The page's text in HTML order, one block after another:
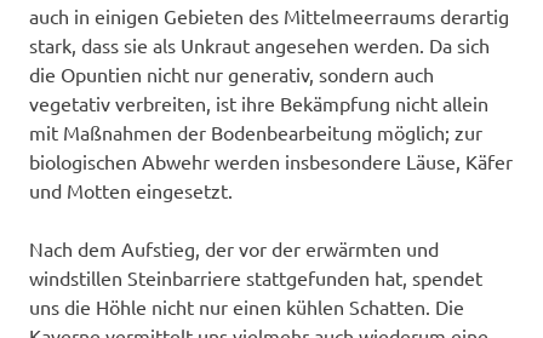
auch in einigen Gebieten des Mittelmeerraums derartig
stark, dass sie als Unkraut angesehen werden. Da sich
die Opuntien nicht nur generativ, sondern auch
vegetativ verbreiten, ist ihre Bekämpfung nicht allein
mit Maßnahmen der Bodenbearbeitung möglich; zur
biologischen Abwehr werden insbesondere Läuse, Käfer
und Motten eingesetzt.
Nach dem Aufstieg, der vor der erwärmten und
windstillen Steinbarriere stattgefunden hat, spendet
uns die Höhle nicht nur einen kühlen Schatten. Die